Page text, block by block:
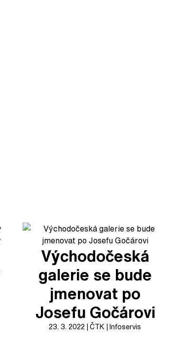
Východočeská
galerie se bude
jmenovat po
Josefu Gočárovi
23. 3. 2022 ČTK Infoservis